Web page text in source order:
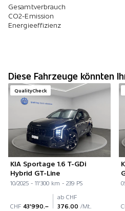
Gesamtverbrauch
CO2-Emission
Energieeffizienz
Diese Fahrzeuge könnten
QualityCheck
KIA Sportage 1.6 T-GDi
Hybrid GT-Line
10/2025 - 11'300 km - 239 PS
CHF 43'990.–
ab CHF
376.00 /Mt.